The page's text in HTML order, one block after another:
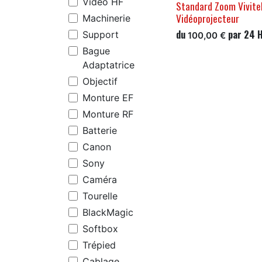
Machinerie
Support
Bague
Adaptatrice
Objectif
Monture EF
Monture RF
Batterie
Canon
Sony
Caméra
Tourelle
BlackMagic
Softbox
Trépied
Standard Zoom
Vidéoprojecteur
du 100,00 € par 24